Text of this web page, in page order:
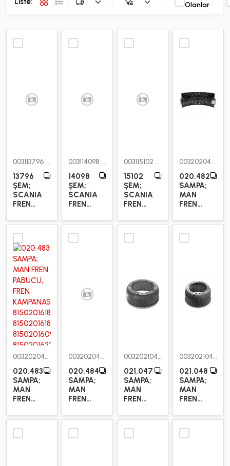
Olanlar
003113796
13796
ŞEM;
SCANIA
FREN
FREN
KAMPANASI
003114098
14098
ŞEM;
SCANIA
FREN
FREN
KAMPANASI
003115102
15102
ŞEM;
SCANIA
FREN
FREN
KAMPANASI
0032020482
020.482
SAMPA;
MAN
FREN
FREN
KAMPANASI
0032020483
020.483
SAMPA;
MAN
FREN
FREN
KAMPANASI
0032020484
020.484
SAMPA;
MAN
FREN
FREN
KAMPANASI
0032021047
021.047
SAMPA;
MAN
FREN
0032021048
021.048
SAMPA;
MAN
FREN